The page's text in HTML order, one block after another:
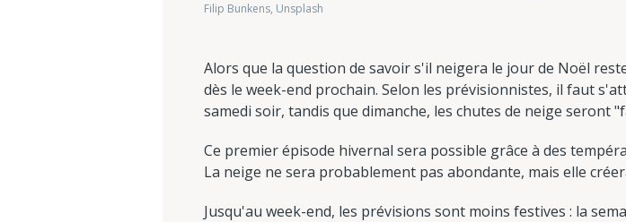
Filip Bunkens, Unsplash
Alors que la question de savoir s'il neigera le jour de Noël
dès le week-end prochain. Selon les prévisionnistes, il faut
samedi soir, tandis que dimanche, les chutes de neige seront
Ce premier épisode hivernal sera possible grâce à des
La neige ne sera probablement pas abondante, mais elle
Jusqu'au week-end, les prévisions sont moins festives : la